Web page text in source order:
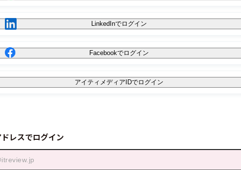
LinkedInでログイン
Facebookでログイン
アイティメディアIDでログイン
レスでログイン